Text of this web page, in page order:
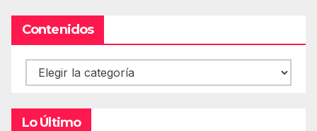
Contenidos
Contenidos
Lo Último